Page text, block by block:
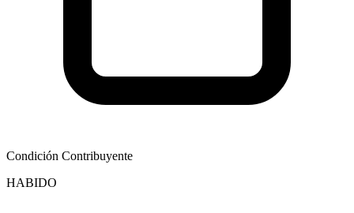
Condición Contribuyente
HABIDO